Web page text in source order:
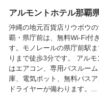
アルモントホテル那覇
沖縄の地元百貨店リウボウ
覇・県庁前は、無料Wi-Fi付
す。モノレールの県庁前駅
りまで徒歩3分です。 アル
はエアコン、専用バスルー
庫、電気ポット、無料バス
ドライヤーが備わります。...